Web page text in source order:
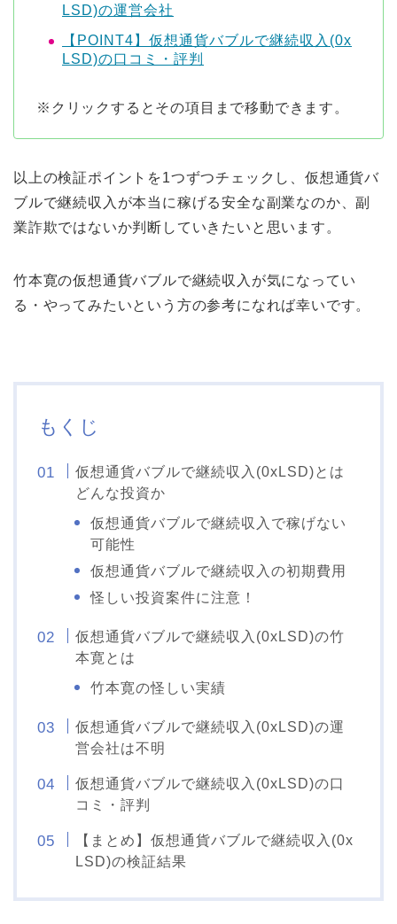
LSD)の運営会社
【POINT4】仮想通貨バブルで継続収入(0x
LSD)の口コミ・評判
※クリックするとその項目まで移動できます。
以上の検証ポイントを1つずつチェックし、仮想通貨バ
ブルで継続収入が本当に稼げる安全な副業なのか、副
業詐欺ではないか判断していきたいと思います。
竹本寛の仮想通貨バブルで継続収入が気になってい
る・やってみたいという方の参考になれば幸いです。
もくじ
仮想通貨バブルで継続収入(0xLSD)とは
どんな投資か
仮想通貨バブルで継続収入で稼げない
可能性
仮想通貨バブルで継続収入の初期費用
怪しい投資案件に注意！
仮想通貨バブルで継続収入(0xLSD)の竹
本寛とは
竹本寛の怪しい実績
仮想通貨バブルで継続収入(0xLSD)の運
営会社は不明
仮想通貨バブルで継続収入(0xLSD)の口
コミ・評判
【まとめ】仮想通貨バブルで継続収入(0x
LSD)の検証結果